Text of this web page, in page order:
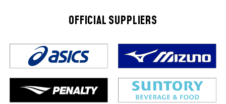
OFFICIAL SUPPLIERS